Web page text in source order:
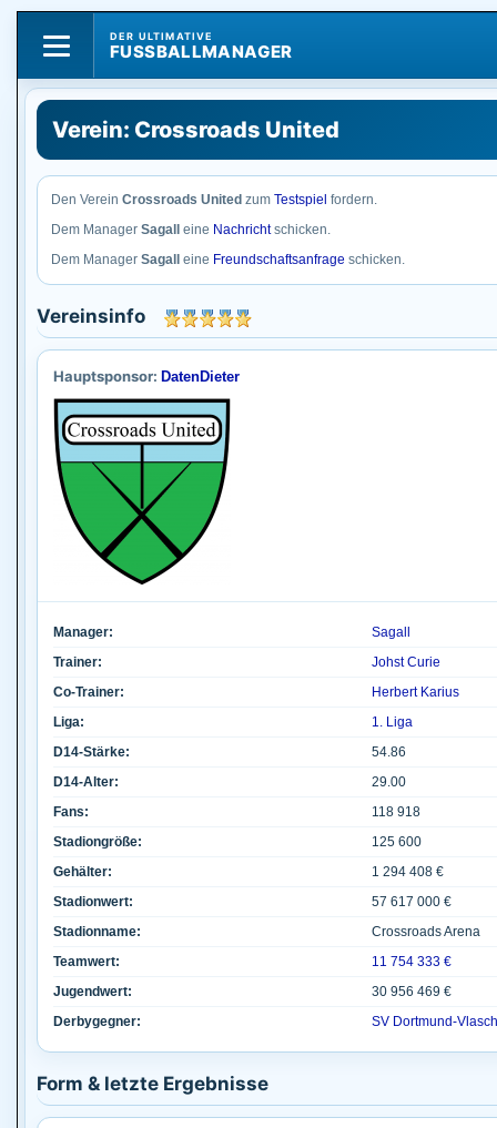
DER ULTIMATIVE
FUSSBALLMANAGER
Verein: Crossroads United
Den Verein Crossroads United zum Testspiel fordern.
Dem Manager Sagall eine Nachrichtschicken.
Dem Manager Sagall eine Freundschaftsanfrage schicken.
Vereinsinfo
Hauptsponsor: DatenDieter
Manager:
Sagall
Trainer:
Johst Curie
Co-Trainer:
Herbert Karius
Liga:
1. Liga
D14-Stärke:
54.86
D14-Alter:
29.00
Fans:
118 918
Stadiongröße:
125 600
Gehälter:
1 294 408 €
Stadionwert:
57 617 000 €
Stadionname:
Crossroads Arena
Teamwert:
11 754 333 €
Jugendwert:
30 956 469 €
Derbygegner:
SV Dortmund-
Form & letzte Ergebnisse